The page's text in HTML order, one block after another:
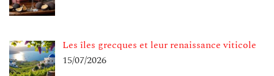
Les îles grecques et leur renaissance viticole
15/07/2026